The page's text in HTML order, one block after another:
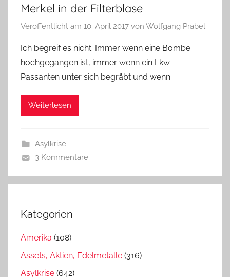
Merkel in der Filterblase
Veröffentlicht am 10. April 2017 von Wolfgang Prabel
Ich begreif es nicht. Immer wenn eine Bombe
hochgegangen ist, immer wenn ein Lkw
Passanten unter sich begräbt und wenn
Weiterlesen
Asylkrise
3 Kommentare
Kategorien
Amerika (108)
Assets, Aktien, Edelmetalle (316)
Asylkrise (642)